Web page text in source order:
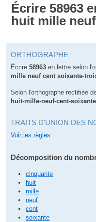
Écrire 58963
huit mille
ORTHOGRAPHE
Écrire58963 en lettre selon
mille neuf cent soixante-
Selon l'orthographe rectifiée
huit-mille-neuf-cent-
TRAITS D'UNION DES
Voir les règles
Décomposition du
cinquante
huit
mille
neuf
cent
soixante